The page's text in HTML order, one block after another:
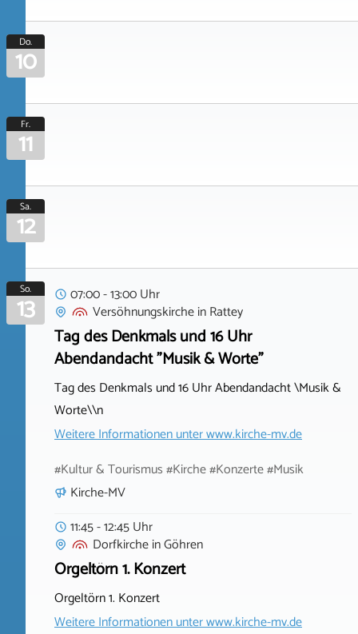
Do.
10
Fr.
11
Sa.
12
So.
13
07:00 - 13:00 Uhr
VersöhnungskircheinRattey
Tag des Denkmals und 16 Uhr
Abendandacht "Musik & Worte"
Tag des Denkmals und 16 Uhr Abendandacht \Musik &
Worte\\n
Weitere Informationen unterwww.kirche-mv.de
#Kultur & Tourismus #Kirche #Konzerte #Musik
Kirche-MV
11:45 - 12:45 Uhr
DorfkircheinGöhren
Orgeltörn 1. Konzert
Orgeltörn 1. Konzert
Weitere Informationen unterwww.kirche-mv.de